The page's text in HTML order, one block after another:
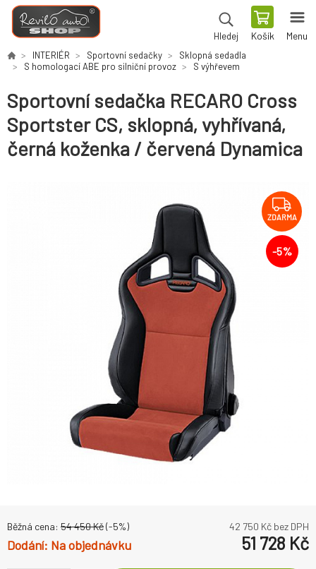
Hledej Košík Menu
INTERIÉR Sportovní sedačky
Sklopná sedadla
S homologací ABE pro silniční provoz
S výhřevem
Sportovní sedačka RECARO Cross
Sportster CS, sklopná, vyhřívaná,
černá koženka / červená Dynamica
ZDARMA
-5%
Běžná cena: 54 450Kč(-5%) 42 750 Kč bez DPH
Na objednávku 51 728 Kč